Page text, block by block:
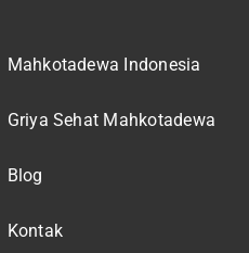
Mahkotadewa Indonesia
Griya Sehat Mahkotadewa
Blog
Kontak